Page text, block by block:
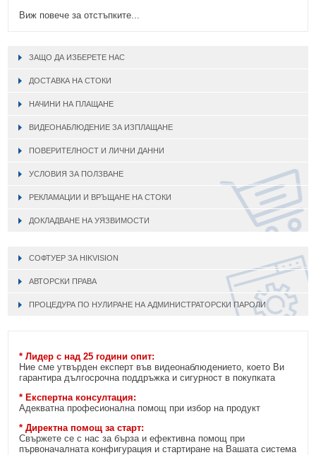
Виж повече за отстъпките...
ЗАЩО ДА ИЗБЕРЕТЕ НАС
ДОСТАВКА НА СТОКИ
НАЧИНИ НА ПЛАЩАНЕ
ВИДЕОНАБЛЮДЕНИЕ ЗА ИЗПЛАЩАНЕ
ПОВЕРИТЕЛНОСТ И ЛИЧНИ ДАННИ
УСЛОВИЯ ЗА ПОЛЗВАНЕ
РЕКЛАМАЦИИ И ВРЪЩАНЕ НА СТОКИ
ДОКЛАДВАНЕ НА УЯЗВИМОСТИ
СОФТУЕР ЗА HIKVISION
АВТОРСКИ ПРАВА
ПРОЦЕДУРА ПО НУЛИРАНЕ НА АДМИНИСТРАТОРСКИ ПАРОЛИ
* Лидер с над 25 години опит:
Ние сме утвърден експерт във видеонаблюдението, което Ви
гарантира дългосрочна поддръжка и сигурност в покупката
* Експертна консултация:
Адекватна професионална помощ при избор на продукт
* Директна помощ за старт:
Свържете се с нас за бърза и ефективна помощ при
първоначалната конфигурация и стартиране на Вашата система